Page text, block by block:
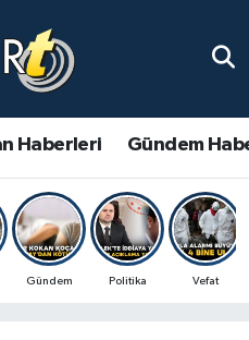
Haberleri Gündem
Gündem Politika Vefat